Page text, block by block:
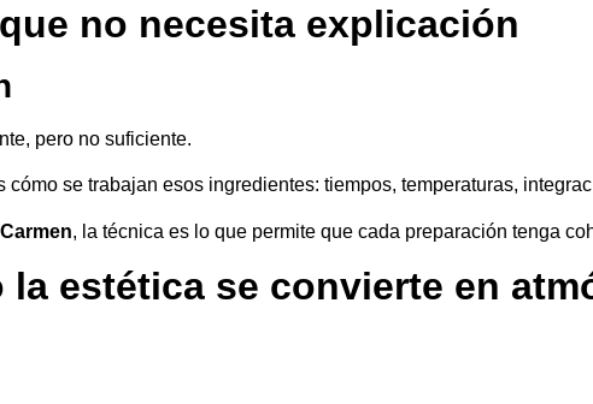
no necesita explicación
pero no suficiente.
se trabajan esos ingredientes: tiempos, temperaturas,
, la técnica es lo que permite que cada preparación tenga
estética se convierte en